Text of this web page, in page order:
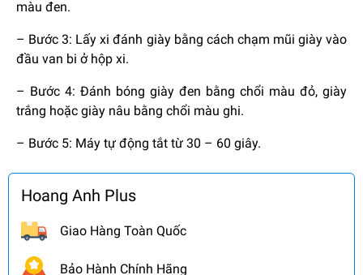
màu đen.
– Bước 3: Lấy xi đánh giày bằng cách chạm mũi giày vào
đầu van bi ở hộp xi.
– Bước 4: Đánh bóng giày đen bằng chổi màu đỏ, giày
trắng hoặc giày nâu bằng chổi màu ghi.
– Bước 5: Máy tự động tắt từ 30 – 60 giây.
Hoang Anh Plus
Giao Hàng Toàn Quốc
Bảo Hành Chính Hãng